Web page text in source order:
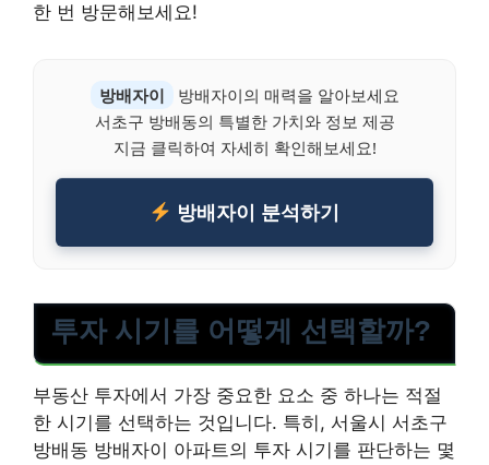
한 번 방문해보세요!
방배자이
방배자이의 매력을 알아보세요
서초구 방배동의 특별한 가치와 정보 제공
지금 클릭하여 자세히 확인해보세요!
방배자이 분석하기
투자 시기를 어떻게 선택할까?
부동산 투자에서 가장 중요한 요소 중 하나는 적절
한 시기를 선택하는 것입니다. 특히, 서울시 서초구
방배동 방배자이 아파트의 투자 시기를 판단하는 몇